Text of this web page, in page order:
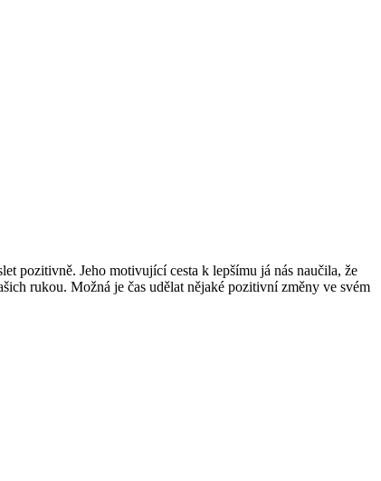
pozitivně. Jeho motivující cesta k lepšímu já nás naučila, že
rukou. Možná je čas udělat nějaké pozitivní změny ve svém